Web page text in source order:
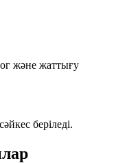
және жаттығу
беріледі.